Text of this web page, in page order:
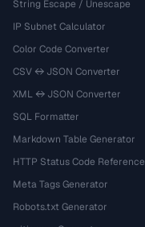
String Escape / Unescape
IP Subnet Calculator
Color Code Converter
CSV ↔ JSON Converter
XML ↔ JSON Converter
SQL Formatter
Markdown Table Generator
HTTP Status Code Reference
Meta Tags Generator
Robots.txt Generator